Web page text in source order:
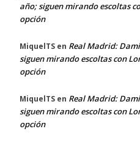
año; siguen mirando escoltas
opción
MiquelTS en Real Madrid:
siguen mirando escoltas con
opción
MiquelTS en Real Madrid:
siguen mirando escoltas con
opción